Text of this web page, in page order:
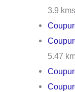
3.9 kms
5.47